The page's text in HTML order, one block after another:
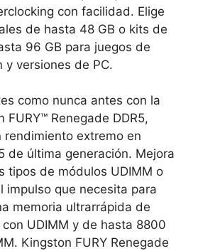
con facilidad. Elige
de hasta 48 GB o kits de
96 GB para juegos de
y versiones de PC.
como nunca antes con la
FURY™ Renegade DDR5,
rendimiento extremo en
de última generación. Mejora
tipos de módulos UDIMM o
impulso que necesita para
memoria ultrarrápida de
UDIMM y de hasta 8800
Kingston FURY Renegade